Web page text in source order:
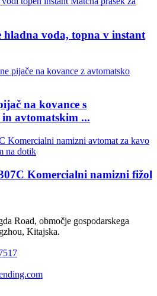
voda, topna v instant
na kovance s
avtomatskim ...
Komercialni namizni fižol
Road, območje gospodarskega
Kitajska.